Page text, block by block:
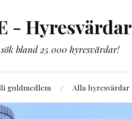
- Hyresvärdar
bland 25 000 hyresvärdar!
guldmedlem Alla hyresvärdar